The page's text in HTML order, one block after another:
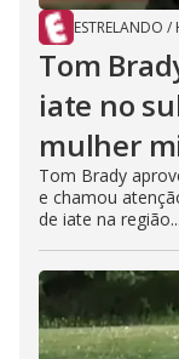
ESTRELANDO /
Tom
iate no
mulher
Tom Brady
e chamou
de iate na